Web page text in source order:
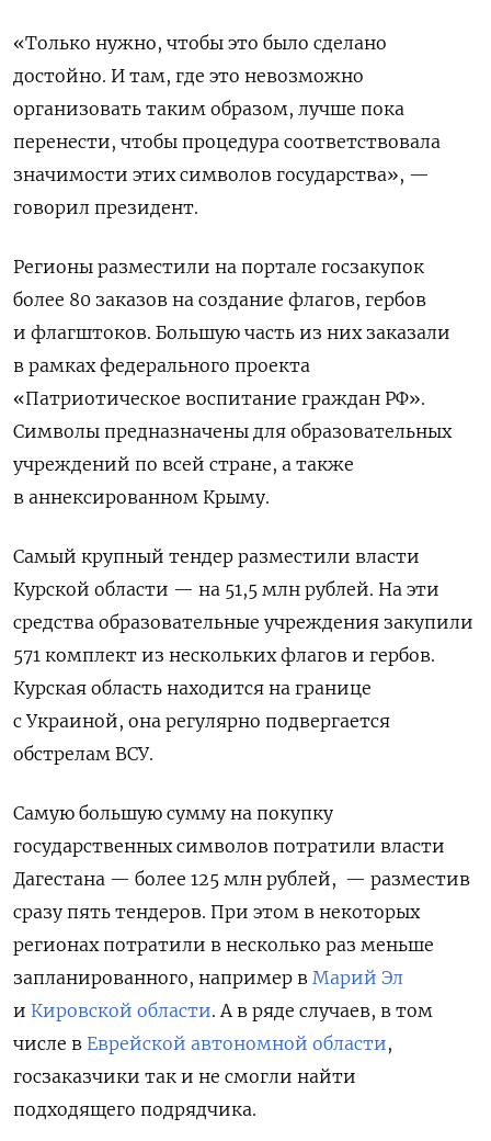
«Только нужно, чтобы это было сделано
достойно. И там, где это невозможно
организовать таким образом, лучше пока
перенести, чтобы процедура соответствовала
значимости этих символов государства», —
говорил президент.
Регионы разместили на портале госзакупок
более 80 заказов на создание флагов, гербов
и флагштоков. Большую часть из них заказали
в рамках федерального проекта
«Патриотическое воспитание граждан РФ».
Символы предназначены для образовательных
учреждений по всей стране, а также
в аннексированном Крыму.
Самый крупный тендер разместили власти
Курской области — на 51,5 млн рублей. На эти
средства образовательные учреждения закупили
571 комплект из нескольких флагов и гербов.
Курская область находится на границе
с Украиной, она регулярно подвергается
обстрелам ВСУ.
Самую большую сумму на покупку
государственных символов потратили власти
Дагестана — более 125 млн рублей, — разместив
сразу пять тендеров. При этом в некоторых
регионах потратили в несколько раз меньше
запланированного, например в Марий Эл
и Кировской области. А в ряде случаев, в том
числе в Еврейской автономной области,
госзаказчики так и не смогли найти
подходящего подрядчика.